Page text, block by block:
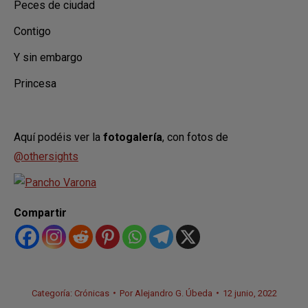
Peces de ciudad
Contigo
Y sin embargo
Princesa
Aquí podéis ver la fotogalería, con fotos de
@othersights
Compartir
Categoría: Crónicas Por Alejandro G. Úbeda 12 junio, 2022